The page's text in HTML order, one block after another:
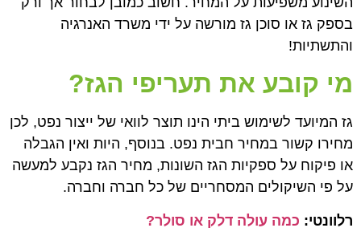
בספק גז או סוכן גז מורשה על ידי משרד האנרגיה
והתשתיות!
מי קובע את תעריפי הגז?
גז המיועד לשימוש ביתי הינו תוצר לוואי של ייצור נפט, לכן
מחירו קשור במחיר חבית נפט. בנוסף, היות ואין הגבלה
או פיקוח על ספקיות הגז השונות, מחיר הגז נקבע למעשה
על פי השיקולים המסחריים של כל חברה וחברה.
רלוונטי: כמה עולה דלק או סולר?